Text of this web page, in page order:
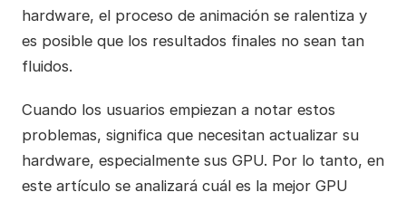
hardware, el proceso de animación se ralentiza y
es posible que los resultados finales no sean tan
fluidos.
Cuando los usuarios empiezan a notar estos
problemas, significa que necesitan actualizar su
hardware, especialmente sus GPU. Por lo tanto, en
este artículo se analizará cuál es la mejor GPU